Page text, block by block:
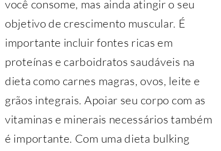
você consome, mas ainda atingir o seu
objetivo de crescimento muscular. É
importante incluir fontes ricas em
proteínas e carboidratos saudáveis ​​na
dieta como carnes magras, ovos, leite e
grãos integrais. Apoiar seu corpo com as
vitaminas e minerais necessários também
é importante. Com uma dieta bulking